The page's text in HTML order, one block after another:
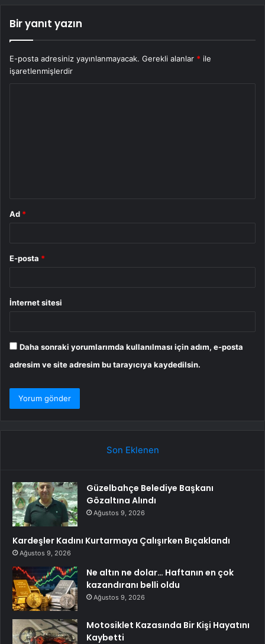
Bir yanıt yazın
E-posta adresiniz yayınlanmayacak. Gerekli alanlar * ile
işaretlenmişlerdir
Ad *
E-posta *
İnternet sitesi
Daha sonraki yorumlarımda kullanılması için adım, e-posta
adresim ve site adresim bu tarayıcıya kaydedilsin.
Son Eklenen
Güzelbahçe Belediye Başkanı
Gözaltına Alındı
Ağustos 9, 2026
Kardeşler Kadını Kurtarmaya Çalışırken Bıçaklandı
Ağustos 9, 2026
Ne altın ne dolar… Haftanın en çok
kazandıranı belli oldu
Ağustos 9, 2026
Motosiklet Kazasında Bir Kişi Hayatını
Kaybetti